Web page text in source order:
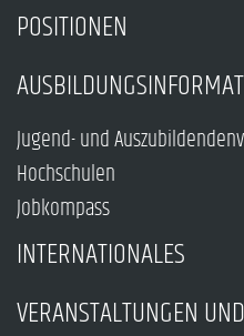
POSITIONEN
Jugend- und
Hochschulen
Jobkompass
INTERNATIONALES
VERANSTALTUNGEN